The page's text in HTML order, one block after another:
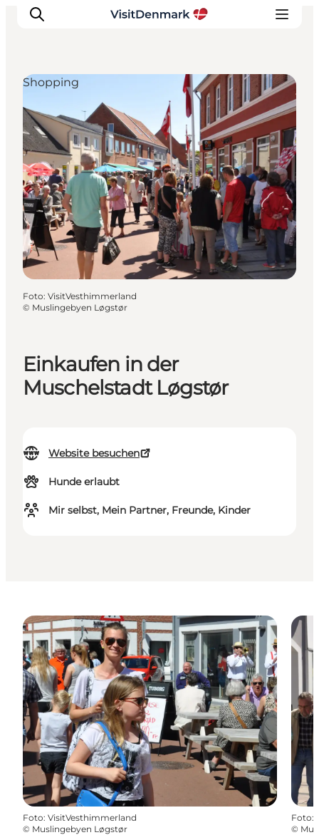
Inspiration
Regionen
Erlebnisse
Unterkünfte
Reiseplanung
Einkaufen in der
Muschelstadt Løgstør
Website besuchen
Hunde erlaubt
Mir selbst, Mein Partner, Freunde, Kinder
Shopping
Foto: VisitVesthimmerland
© Muslingebyen Løgstør
Foto: VisitVesthimmerland
© Muslingebyen Løgstør
Foto:
©